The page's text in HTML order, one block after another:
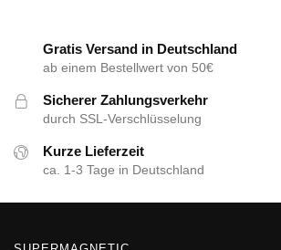
Gratis Versand in Deutschland
ab einem Bestellwert von 50€
Sicherer Zahlungsverkehr
durch SSL-Verschlüsselung
Kurze Lieferzeit
ca. 1-3 Tage in Deutschland